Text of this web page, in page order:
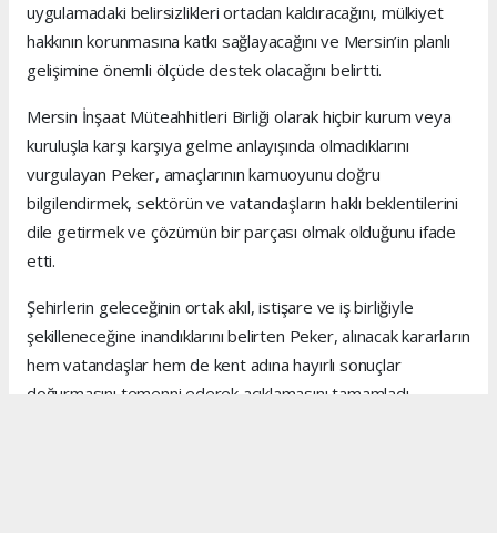
uygulamadaki belirsizlikleri ortadan kaldıracağını, mülkiyet
hakkının korunmasına katkı sağlayacağını ve Mersin’in planlı
gelişimine önemli ölçüde destek olacağını belirtti.
Mersin İnşaat Müteahhitleri Birliği olarak hiçbir kurum veya
kuruluşla karşı karşıya gelme anlayışında olmadıklarını
vurgulayan Peker, amaçlarının kamuoyunu doğru
bilgilendirmek, sektörün ve vatandaşların haklı beklentilerini
dile getirmek ve çözümün bir parçası olmak olduğunu ifade
etti.
Şehirlerin geleceğinin ortak akıl, istişare ve iş birliğiyle
şekilleneceğine inandıklarını belirten Peker, alınacak kararların
hem vatandaşlar hem de kent adına hayırlı sonuçlar
doğurmasını temenni ederek açıklamasını tamamladı.